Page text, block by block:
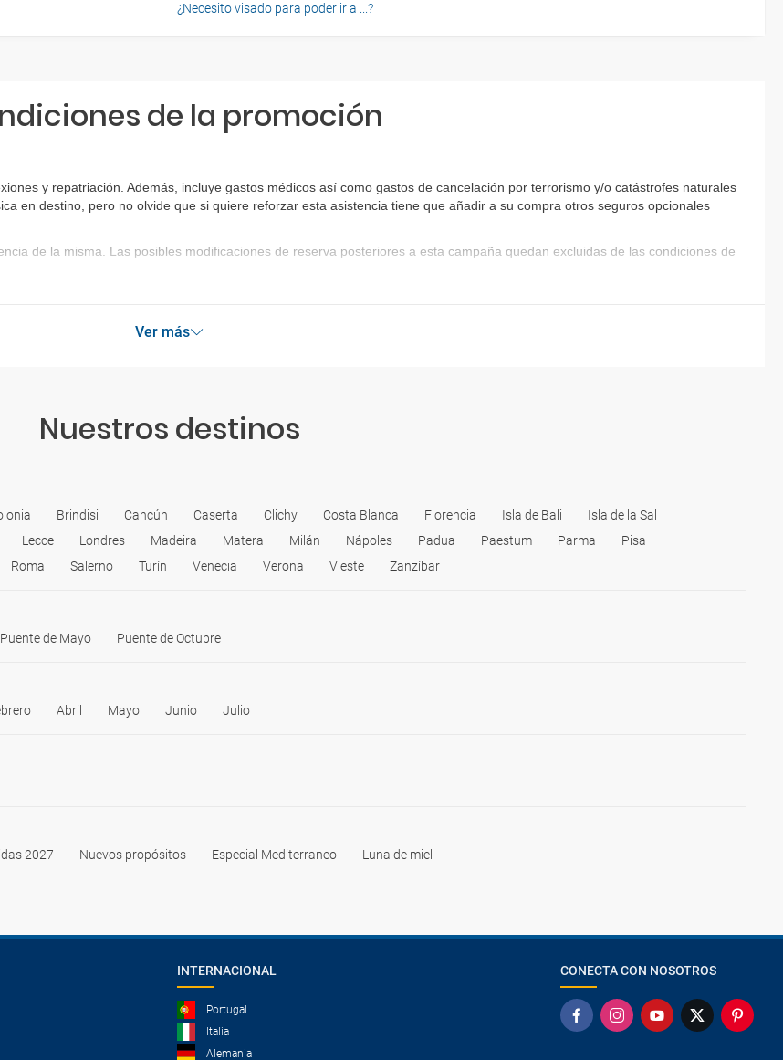
¿Necesito visado para poder ir a ...?
de la promoción
y repatriación. Además, incluye gastos médicos así como gastos de cancelación por terrorismo y/o catástrofes naturales
en destino, pero no olvide que si quiere reforzar esta asistencia tiene que añadir a su compra otros seguros opcionales
de la misma. Las posibles modificaciones de reserva posteriores a esta campaña quedan excluidas de las condiciones de
Ver más
Nuestros destinos
Brindisi Cancún Caserta Clichy Costa Blanca Florencia Isla de Bali
Isla de la Sal
Lecce Londres Madeira Matera Milán Nápoles Padua Paestum Parma
Pisa
Roma Salerno Turín Venecia Verona Vieste Zanzíbar
Puente de Mayo Puente de Octubre
Abril Mayo Junio Julio
2027 Nuevos propósitos Especial Mediterraneo Luna de miel
INTERNACIONAL
Portugal
Italia
Alemania
CONECTA CON NOSOTROS